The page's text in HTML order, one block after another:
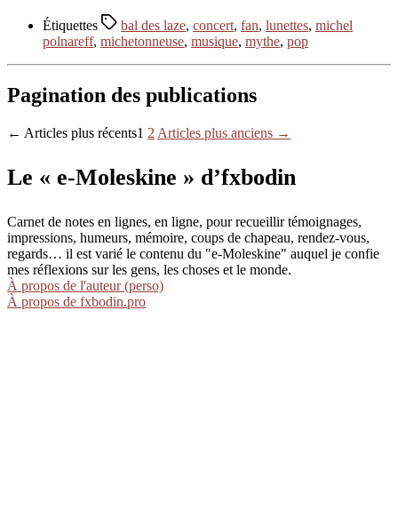
Étiquettes bal des laze, concert, fan, lunettes, michel
polnareff, michetonneuse, musique, mythe, pop
Pagination des publications
← Articles plus récents1 2 Articles plus anciens →
Le « e-Moleskine » d’fxbodin
Carnet de notes en lignes, en ligne, pour recueillir témoignages,
impressions, humeurs, mémoire, coups de chapeau, rendez-vous,
regards… il est varié le contenu du "e-Moleskine" auquel je confie
mes réflexions sur les gens, les choses et le monde.
À propos de l'auteur (perso)
À propos de fxbodin.pro